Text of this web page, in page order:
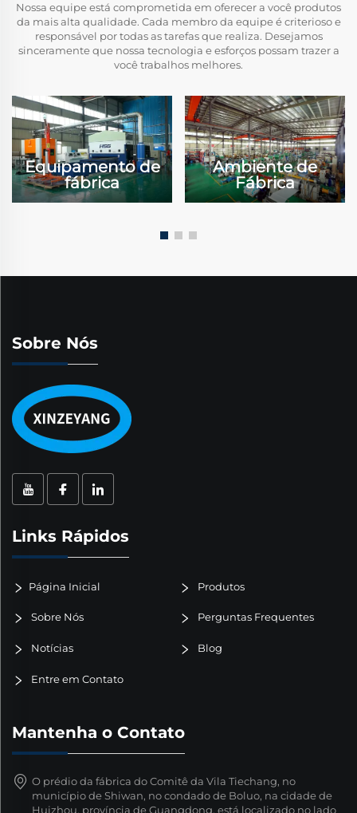
Nossa equipe está comprometida em oferecer a você produtos
da mais alta qualidade. Cada membro da equipe é criterioso e
responsável por todas as tarefas que realiza. Desejamos
sinceramente que nossa tecnologia e esforços possam trazer a
você trabalhos melhores.
Equipamento de
fábrica
Ambiente de
Fábrica
Sobre Nós
Links Rápidos
Página Inicial Produtos
Sobre Nós Perguntas Frequentes
Notícias Blog
Entre em Contato
Mantenha o Contato
O prédio da fábrica do Comitê da Vila Tiechang, no
município de Shiwan, no condado de Boluo, na cidade de
Huizhou, província de Guangdong, está localizado no lado